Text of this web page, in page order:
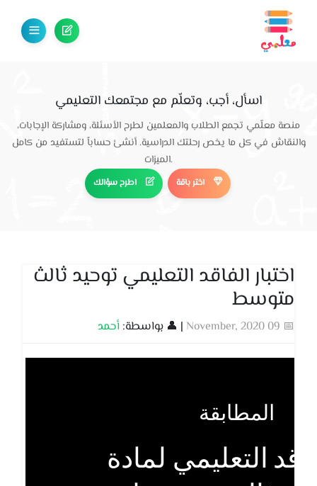
اسأل، أجب، وتعلّم مع مجتمعك التعليمي
منصة معلّمي تجمع الطلاب والمعلمين لطرح الأسئلة، ومشاركة الإجابات،
والنقاش في كل ما يخص رحلتك الدراسية. أنشئ حساباً لتستفيد من كامل
الميزات.
اطرح سؤالك اختر باقة
اختبار الفاقد التعليمي توحيد ثالث
متوسط
📅 09 November, 2020 | 👤 بواسطة: أحمد